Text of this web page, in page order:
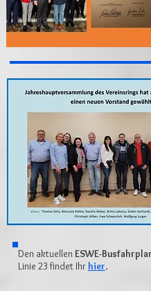
Den aktuellen ESWE-
Linie 23 findet Ihr hier.